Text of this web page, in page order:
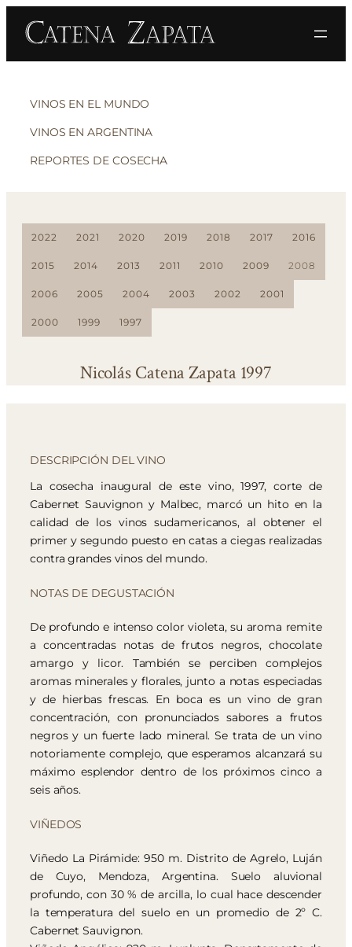
VINOS EN EL MUNDO
VINOS EN ARGENTINA
REPORTES DE COSECHA
2022 2021 2020 2019 2018 2017 2016
2015 2014 2013 2011 2010 2009 2008
2006 2005 2004 2003 2002 2001
2000 1999 1997
Nicolás Catena Zapata 1997
DESCRIPCIÓN DEL VINO
La cosecha inaugural de este vino, 1997, corte de
Cabernet Sauvignon y Malbec, marcó un hito en la
calidad de los vinos sudamericanos, al obtener el
primer y segundo puesto en catas a ciegas realizadas
contra grandes vinos del mundo.
NOTAS DE DEGUSTACIÓN
De profundo e intenso color violeta, su aroma remite
a concentradas notas de frutos negros, chocolate
amargo y licor. También se perciben complejos
aromas minerales y florales, junto a notas especiadas
y de hierbas frescas. En boca es un vino de gran
concentración, con pronunciados sabores a frutos
negros y un fuerte lado mineral. Se trata de un vino
notoriamente complejo, que esperamos alcanzará su
máximo esplendor dentro de los próximos cinco a
seis años.
VIÑEDOS
Viñedo La Pirámide: 950 m. Distrito de Agrelo, Luján
de Cuyo, Mendoza, Argentina. Suelo aluvional
profundo, con 30 % de arcilla, lo cual hace descender
la temperatura del suelo en un promedio de 2º C.
Cabernet Sauvignon.